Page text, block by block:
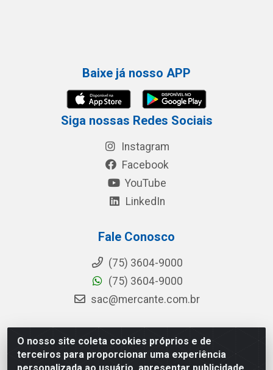
O nosso site coleta cookies próprios e de
terceiros para proporcionar uma experiência
Baixe já nosso APP
Siga nossas Redes Sociais
Instagram
Facebook
YouTube
LinkedIn
Fale Conosco
(75) 3604-9000
(75) 3604-9000
sac@mercante.com.br
Mercante Distribuidora - Rua Mercante, 699 - Aviário,
Feira de Santana/BA - CEP 44.096-218 - CNPJ